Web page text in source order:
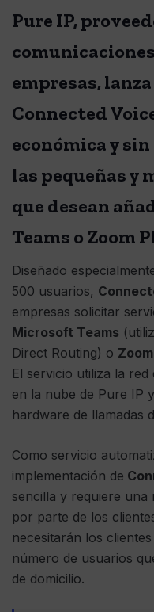
Pure IP,
empresas,
Connected
económica y
las pequeñas y
que desean
Teams o Zoom
Diseñado
500 usuarios,
empresas solicitar
Microsoft Teams
Direct Routing) o
El servicio utiliza la
en la nube de Pure IP
hardware de llamadas
Como servicio
implementación de
sencilla y requiere una
por parte de los
necesitarán los
número de usuarios
de domicilio.